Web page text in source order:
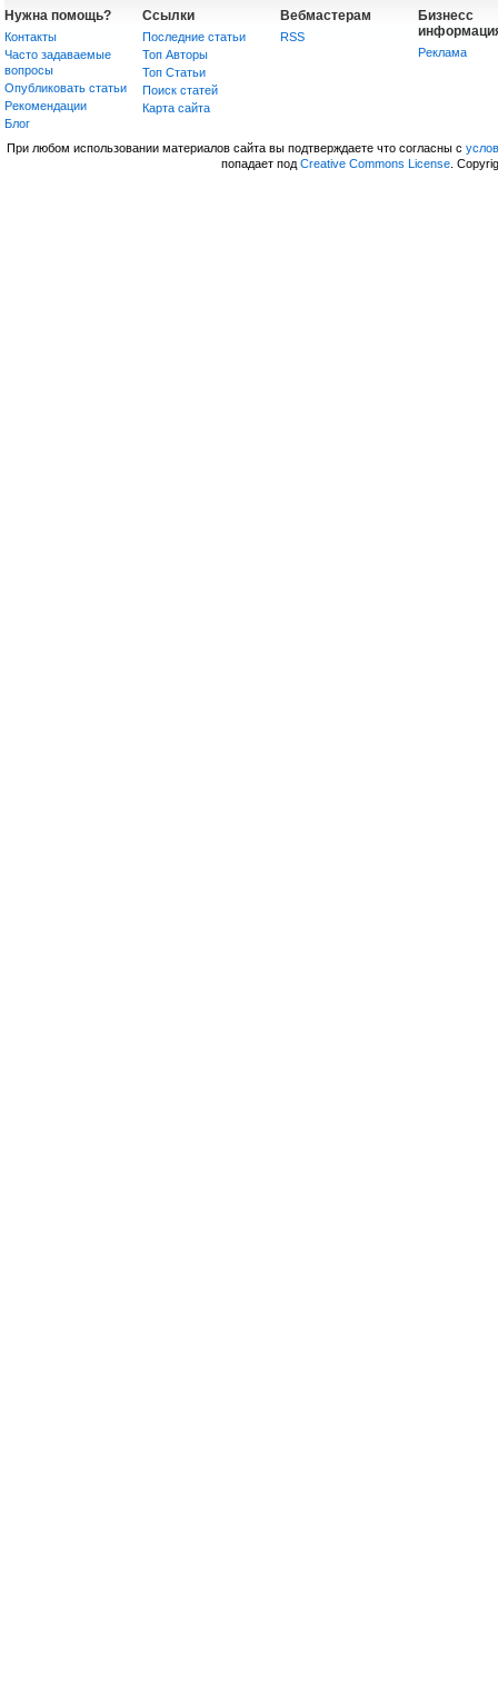
Нужна помощь?
Контакты
Часто задаваемые
вопросы
Опубликовать статьи
Рекомендации
Блог
Ссылки
Последние статьи
Топ Авторы
Топ Статьи
Поиск статей
Карта сайта
Вебмастерам
RSS
Бизнесс
Реклама
При любом использовании материалов сайта вы подтверждаете что согласны с
попадает под Creative Commons License.